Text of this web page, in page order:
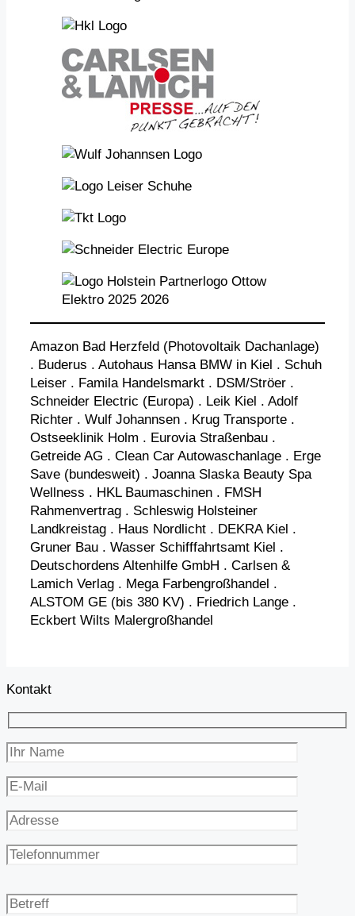
Amazon Bad Herzfeld (Photovoltaik Dachanlage)
. Buderus . Autohaus Hansa BMW in Kiel . Schuh
Leiser . Famila Handelsmarkt . DSM/Ströer .
Schneider Electric (Europa) . Leik Kiel . Adolf
Richter . Wulf Johannsen . Krug Transporte .
Ostseeklinik Holm . Eurovia Straßenbau .
Getreide AG . Clean Car Autowaschanlage . Erge
Save (bundesweit) . Joanna Slaska Beauty Spa
Wellness . HKL Baumaschinen . FMSH
Rahmenvertrag . Schleswig Holsteiner
Landkreistag . Haus Nordlicht . DEKRA Kiel .
Gruner Bau . Wasser Schifffahrtsamt Kiel .
Deutschordens Altenhilfe GmbH . Carlsen &
Lamich Verlag . Mega Farbengroßhandel .
ALSTOM GE (bis 380 KV) . Friedrich Lange .
Eckbert Wilts Malergroßhandel
Kontakt
lasse